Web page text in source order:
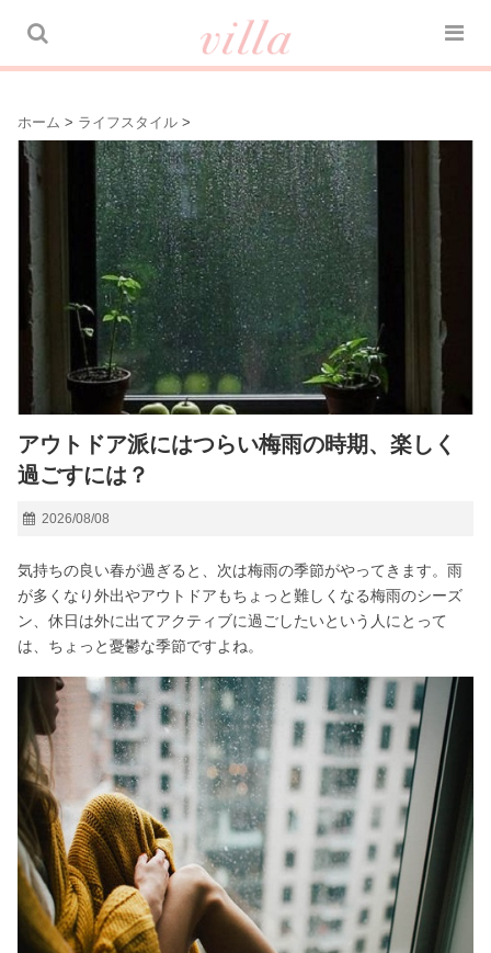
ホーム > ライフスタイル >
アウトドア派にはつらい梅雨の時期、楽しく
過ごすには？
2026/08/08
気持ちの良い春が過ぎると、次は梅雨の季節がやってきます。雨
が多くなり外出やアウトドアもちょっと難しくなる梅雨のシーズ
ン、休日は外に出てアクティブに過ごしたいという人にとって
は、ちょっと憂鬱な季節ですよね。